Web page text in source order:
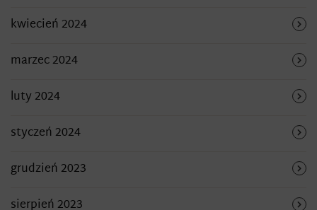
kwiecień 2024
marzec 2024
luty 2024
styczeń 2024
grudzień 2023
sierpień 2023